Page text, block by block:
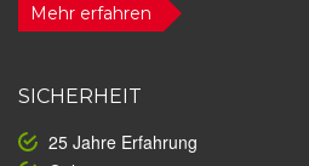
Mehr erfahren
SICHERHEIT
25 Jahre Erfahrung